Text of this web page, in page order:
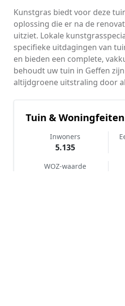
Kunstgras biedt voor deze
oplossing die er na de
uitziet. Lokale
specifieke uitdagingen van
en bieden een complete,
behoudt uw tuin in Geffen
altijdgroene uitstraling door
Tuin &
Inwoners
5.135
WOZ-waarde